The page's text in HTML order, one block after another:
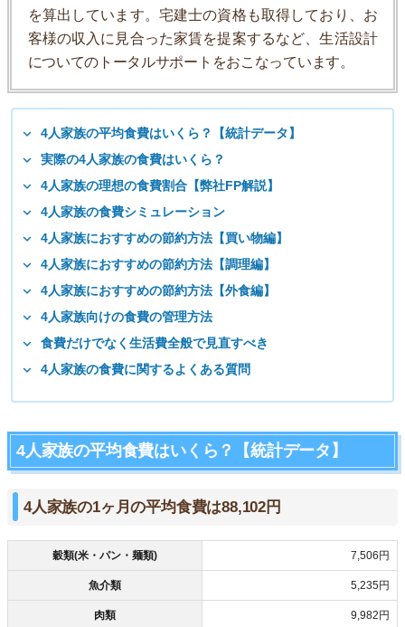
を算出しています。宅建士の資格も取得しており、お
客様の収入に見合った家賃を提案するなど、生活設計
についてのトータルサポートをおこなっています。
4人家族の平均食費はいくら？【統計データ】
実際の4人家族の食費はいくら？
4人家族の理想の食費割合【弊社FP解説】
4人家族の食費シミュレーション
4人家族におすすめの節約方法【買い物編】
4人家族におすすめの節約方法【調理編】
4人家族におすすめの節約方法【外食編】
4人家族向けの食費の管理方法
食費だけでなく生活費全般で見直すべき
4人家族の食費に関するよくある質問
4人家族の平均食費はいくら？【統計データ】
4人家族の1ヶ月の平均食費は88,102円
穀類(米・パン・麺類) 7,506円
魚介類 5,235円
肉類 9,982円